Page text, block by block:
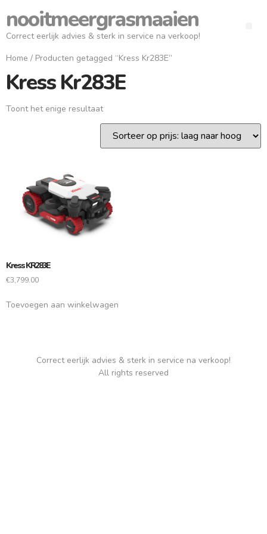
nooitmeergrasmaaien
Correct eerlijk advies & sterk in service na verkoop!
Home / Producten getagged “Kress Kr283E”
Kress Kr283E
Toont het enige resultaat
Kress KR283E
€3,799.00
Toevoegen aan winkelwagen
Correct eerlijk advies & sterk in service na verkoop!
All rights reserved